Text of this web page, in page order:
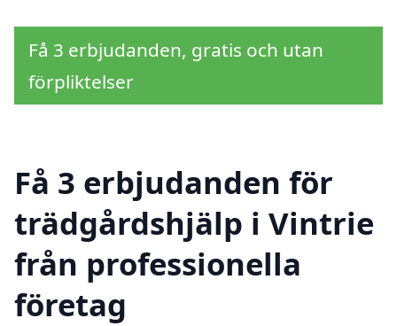
Få 3 erbjudanden, gratis och utan
förpliktelser
Få 3 erbjudanden för
trädgårdshjälp i Vintrie
från professionella
företag